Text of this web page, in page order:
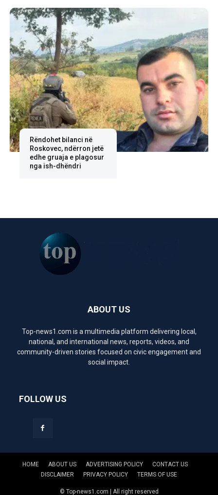
Rëndohet bilanci në
Roskovec, ndërron jetë
edhe gruaja e plagosur
nga ish-dhëndri
ABOUT US
Top-news1.com is a multimedia platform delivering local,
national, and international news, reports, videos, and
community-driven stories focused on civic engagement and
social impact.
FOLLOW US
HOME ABOUT US ADVERTISING POLICY
CONTACT US
DISCLAIMER
PRIVACY POLICY TERMS OF USE
© Top-news1.com | All right reserved